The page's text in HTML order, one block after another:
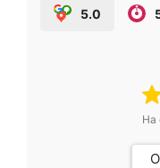
5.0
На